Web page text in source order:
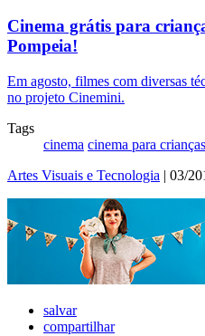
Cinema grátis para
Pompeia!
Em agosto, filmes com diversas
no projeto Cinemini.
Tags
cinema cinema para crianças
Artes Visuais e Tecnologia | 03/
salvar
compartilhar